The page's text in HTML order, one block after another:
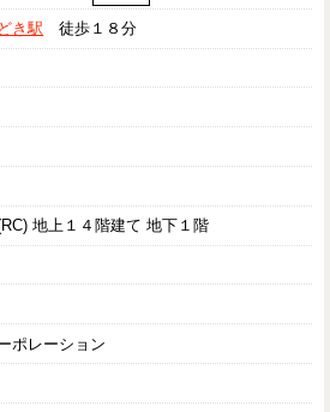
き駅 徒歩１８分
地上１４階建て 地下１階
ポレーション